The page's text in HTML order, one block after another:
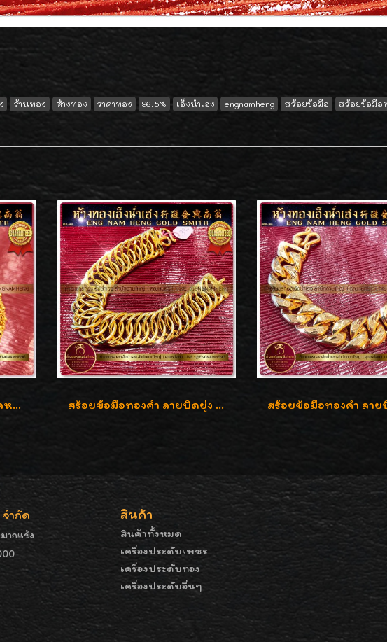
ร้านทอง ห้างทอง ราคาทอง 96.5% เอ็งน่ำเฮง engnamheng สร้อยข้อมือ สร้อยข้อมือ
สร้อยข้อมือทองคำลายพิกุลหลังเต่า น้ำหนัก 86.6g ( 5.71 บาท ) หน้ากว้าง 20 มิล สร้อยข้อมือทองคำ ลายบิดยุ่ง ทองคำ 96.5% น้ำหนัก 3 บาท สวยน่าสะสมค่ะ
ำกัด
ากแข้ง
สินค้า
สินค้าทั้งหมด
เครื่องประดับเพชร
เครื่องประดับทอง
เครื่องประดับอื่นๆ